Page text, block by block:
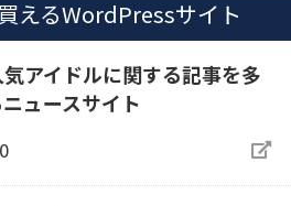
えるWordPressサイト
気アイドルに関する記事を多
ュースサイト